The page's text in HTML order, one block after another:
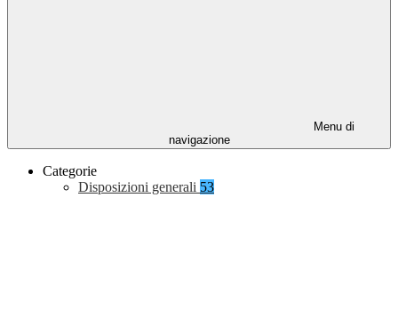
Menu di
navigazione
Categorie
Disposizioni generali 53